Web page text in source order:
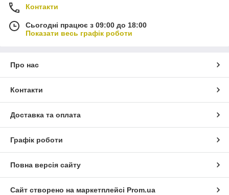
Контакти
Сьогодні працює з 09:00 до 18:00
Показати весь графік роботи
Про нас
Контакти
Доставка та оплата
Графік роботи
Повна версія сайту
Сайт створено на маркетплейсі Prom.ua